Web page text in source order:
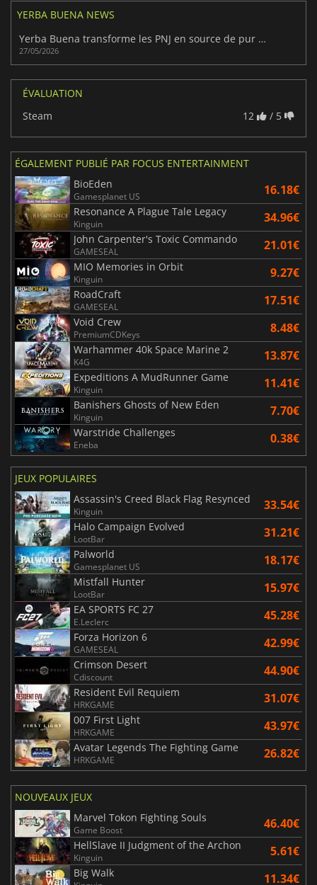
YERBA BUENA NEWS
Yerba Buena transforme les PNJ en source de pur chaos
27/05/2026
ÉVALUATION
Steam
12 / 5
ÉGALEMENT PUBLIÉ PAR FOCUS ENTERTAINMENT
BioEden
Gamesplanet US 16.18€
Resonance A Plague Tale Legacy
Kinguin 34.96€
John Carpenter's Toxic Commando
GAMESEAL 21.01€
MIO Memories in Orbit
Kinguin 9.27€
RoadCraft
GAMESEAL 17.51€
Void Crew
PremiumCDKeys 8.48€
Warhammer 40k Space Marine 2
K4G 13.87€
Expeditions A MudRunner Game
Kinguin 11.41€
Banishers Ghosts of New Eden
Kinguin 7.70€
Warstride Challenges
Eneba 0.38€
JEUX POPULAIRES
Assassin's Creed Black Flag Resynced
Kinguin 33.54€
Halo Campaign Evolved
LootBar 31.21€
Palworld
Gamesplanet US 18.17€
Mistfall Hunter
LootBar 15.97€
EA SPORTS FC 27
E.Leclerc 45.28€
Forza Horizon 6
GAMESEAL 42.99€
Crimson Desert
Cdiscount 44.90€
Resident Evil Requiem
HRKGAME 31.07€
007 First Light
HRKGAME 43.97€
Avatar Legends The Fighting Game
HRKGAME 26.82€
NOUVEAUX JEUX
Marvel Tokon Fighting Souls
Game Boost 46.40€
HellSlave II Judgment of the Archon
Kinguin 5.61€
Big Walk 11.34€